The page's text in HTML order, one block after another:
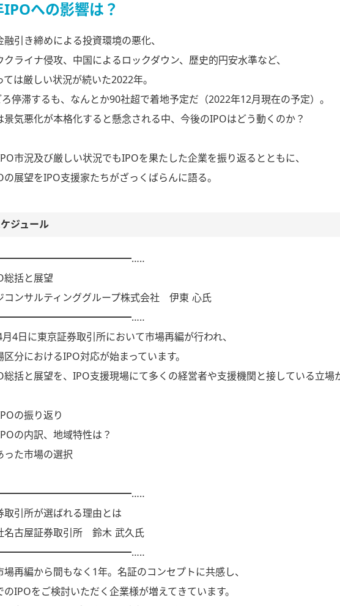
への影響は？
融引き締めによる投資環境の悪化、
クライナ侵攻、中国によるロックダウン、歴史的円安水準など、
ては厳しい状況が続いた2022年。
停滞するも、なんとか90社超で着地予定だ（2022年12月現在の予定）。
景気悪化が本格化すると懸念される中、今後のIPOはどう動くのか？
市況及び厳しい状況でもIPOを果たした企業を振り返るとともに、
の展望をIPO支援家たちがざっくばらんに語る。
ジュール
総括と展望
ンサルティンググループ株式会社 伊東 心氏
4日に東京証券取引所において市場再編が行われ、
区分におけるIPO対応が始まっています。
総括と展望を、IPO支援現場にて多くの経営者や支援機関と接している立場
の振り返り
の内訳、地域特性は？
った市場の選択
取引所が選ばれる理由とは
古屋証券取引所 鈴木 武久氏
場再編から間もなく1年。名証のコンセプトに共感し、
のIPOをご検討いただく企業様が増えてきています。